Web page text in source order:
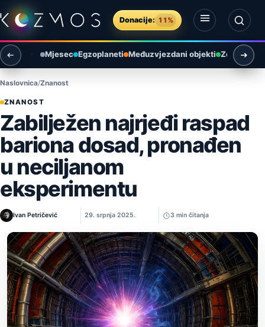
Preskoči na sadržaj
Donacije: 11%
Otvori izbornik
Otvori pretragu
Mjesec Egzoplaneti Međuzvjezdani objekti Zemlja i
Naslovnica Znanost
ZNANOST
Zabilježen najrjeđi raspad
bariona dosad, pronađen
u neciljanom
eksperimentu
Ivan Petričević 29. srpnja 2025. 3 min čitanja